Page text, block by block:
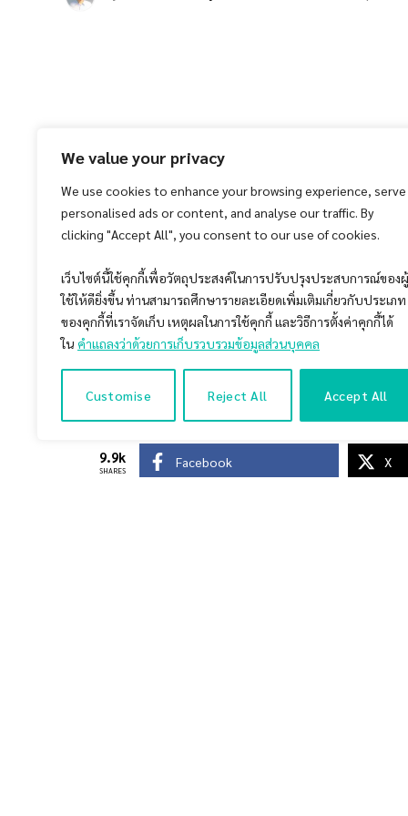
We value your privacy
We use cookies to enhance your browsing experience, serve
personalised ads or content, and analyse our traffic. By
clicking "Accept All", you consent to our use of cookies.
เว็บไซต์นี้ใช้คุกกี้เพื่อวัตถุประสงค์ในการปรับปรุงประสบการณ์ของผู้
ใช้ให้ดียิ่งขึ้น ท่านสามารถศึกษารายละเอียดเพิ่มเติมเกี่ยวกับประเภท
ของคุกกี้ที่เราจัดเก็บ เหตุผลในการใช้คุกกี้ และวิธีการตั้งค่าคุกกี้ได้
ใน คำแถลงว่าด้วยการเก็บรวบรวมข้อมูลส่วนบุคคล
Customise Reject All Accept All
9.9k
SHARES
Facebook X